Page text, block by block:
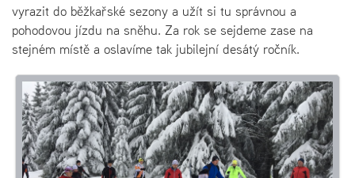
vyrazit do běžkařské sezony a užít si tu správnou a
pohodovou jízdu na sněhu. Za rok se sejdeme zase na
stejném místě a oslavíme tak jubilejní desátý ročník.